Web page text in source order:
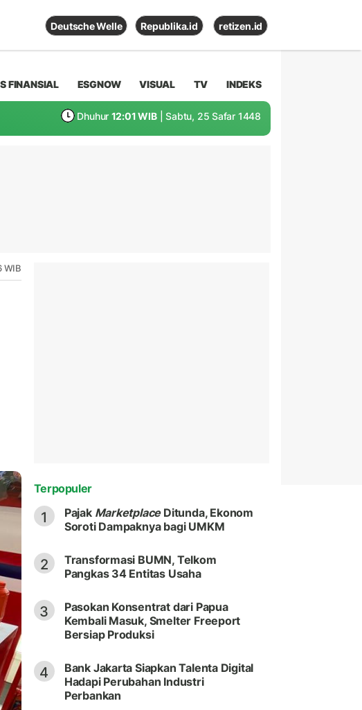
Deutsche Welle Republika.id retizen.id
FINANSIAL ESGNOW VISUAL TV INDEKS
Dhuhur 12:01 WIB | Sabtu, 25 Safar 1448
WIB
Terpopuler
1 Pajak MarketplaceDitunda, Ekonom
Soroti Dampaknya bagi UMKM
2
Transformasi BUMN, Telkom
Pangkas 34 Entitas Usaha
3
Pasokan Konsentrat dari Papua
Kembali Masuk, Smelter Freeport
Bersiap Produksi
4
Bank Jakarta Siapkan Talenta Digital
Hadapi Perubahan Industri
Perbankan